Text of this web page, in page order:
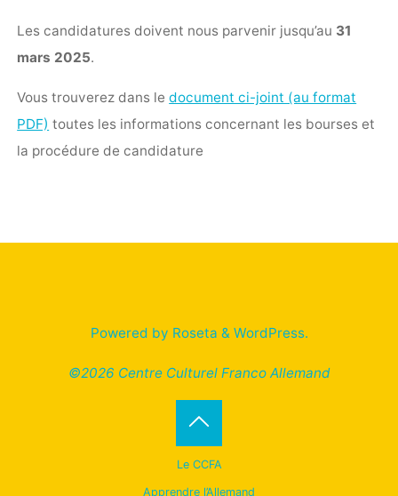
Les candidatures doivent nous parvenir jusqu’au 31
mars 2025.
Vous trouverez dans ledocument ci-joint (au format
PDF) toutes les informations concernant les bourses et
la procédure de candidature
Powered by Roseta & WordPress.
©2026 Centre Culturel Franco Allemand
Le CCFA
Apprendre l’Allemand
Back